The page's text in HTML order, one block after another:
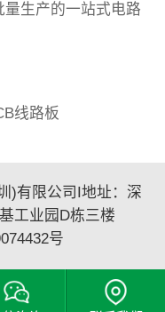
生产的一站式电路
线路板
)有限公司I地址：深
工业园D栋三楼
号